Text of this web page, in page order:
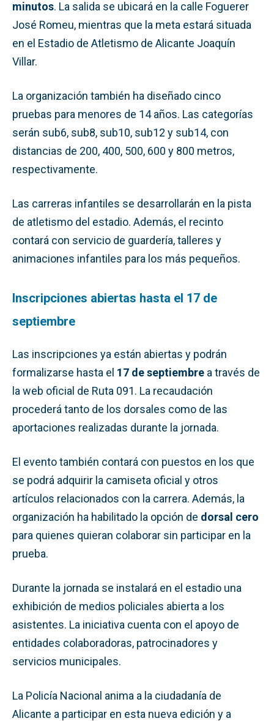
minutos. La salida se ubicará en la calle Foguerer
José Romeu, mientras que la meta estará situada
en el Estadio de Atletismo de Alicante Joaquín
Villar.
La organización también ha diseñado cinco
pruebas para menores de 14 años. Las categorías
serán sub6, sub8, sub10, sub12 y sub14, con
distancias de 200, 400, 500, 600 y 800 metros,
respectivamente.
Las carreras infantiles se desarrollarán en la pista
de atletismo del estadio. Además, el recinto
contará con servicio de guardería, talleres y
animaciones infantiles para los más pequeños.
Inscripciones abiertas hasta el 17 de
septiembre
Las inscripciones ya están abiertas y podrán
formalizarse hasta el 17 de septiembre a través de
la web oficial de Ruta 091. La recaudación
procederá tanto de los dorsales como de las
aportaciones realizadas durante la jornada.
El evento también contará con puestos en los que
se podrá adquirir la camiseta oficial y otros
artículos relacionados con la carrera. Además, la
organización ha habilitado la opción de dorsal cero
para quienes quieran colaborar sin participar en la
prueba.
Durante la jornada se instalará en el estadio una
exhibición de medios policiales abierta a los
asistentes. La iniciativa cuenta con el apoyo de
entidades colaboradoras, patrocinadores y
servicios municipales.
La Policía Nacional anima a la ciudadanía de
Alicante a participar en esta nueva edición y a